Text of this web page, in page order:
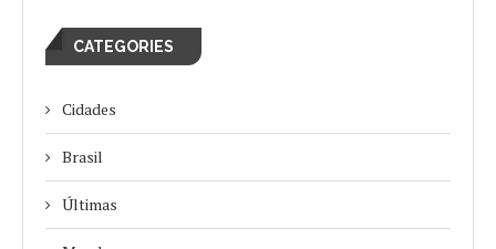
CATEGORIES
Cidades
Brasil
Últimas